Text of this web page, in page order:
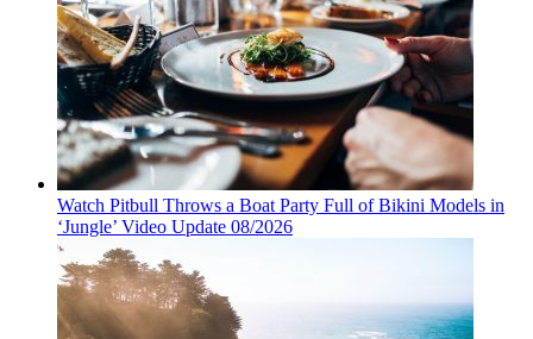
Watch Pitbull Throws a Boat Party Full of Bikini Models in
‘Jungle’ Video Update 08/2026